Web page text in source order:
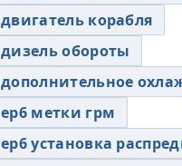
двигатель корабля
дизель обороты
дополнительное
ер6 метки грм
ер6 установка